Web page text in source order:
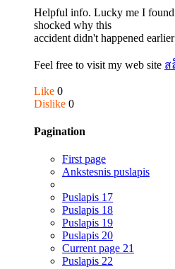
Helpful info. Lucky me I found
shocked why this
accident didn't happened
Feel free to visit my web site ส
Like 0
Dislike 0
Pagination
First page
Ankstesnis puslapis
Puslapis 17
Puslapis 18
Puslapis 19
Puslapis 20
Current page 21
Puslapis 22